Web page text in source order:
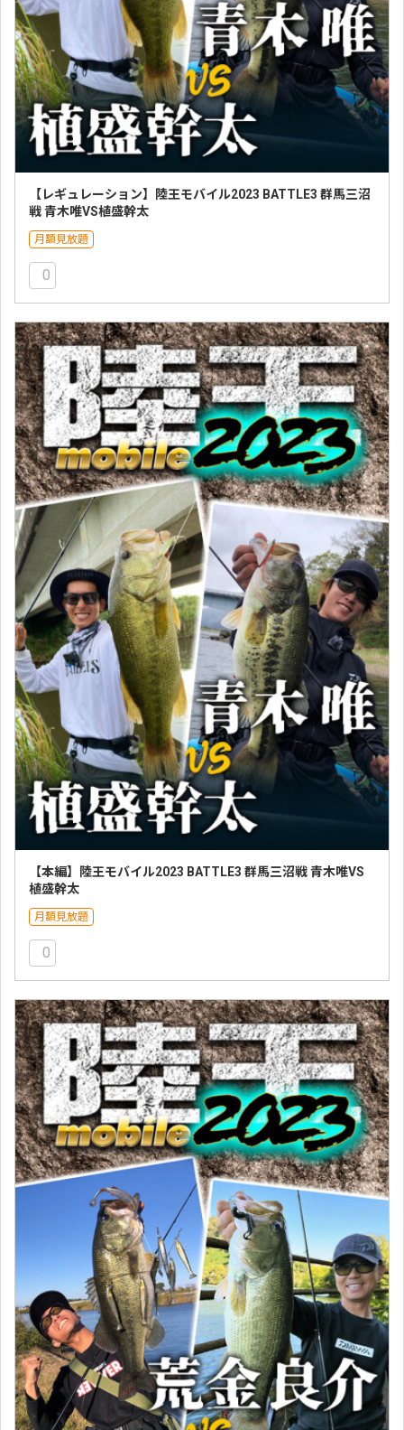
【レギュレーション】陸王モバイル2023 BATTLE3 群馬三沼
戦 青木唯VS植盛幹太
月額見放題
0
【本編】陸王モバイル2023 BATTLE3 群馬三沼戦 青木唯VS
植盛幹太
月額見放題
0